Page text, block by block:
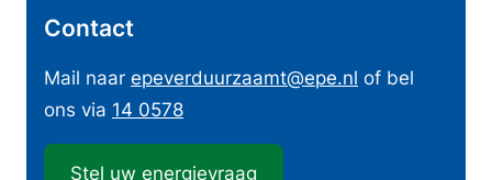
m
a
m
Contact
Mail naar epeverduurzaamt@epe.nl of bel
ons via 14 0578
Stel uw energievraag